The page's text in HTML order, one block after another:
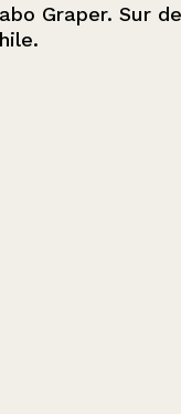
Graper. Sur de